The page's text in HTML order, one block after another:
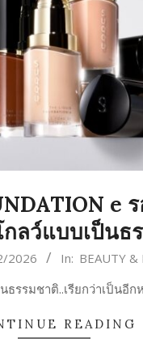
e
ลว์แบบเป็นธ
2026 In: BEAUTY &
ธรรมชาติ..เรียกว่าเป็นอีก
READING